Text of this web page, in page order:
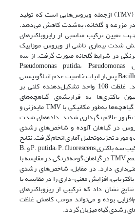
ویروس موزاییک توتون (TMV) ازجمله ویروس‌هایی است که تولید
مزرعه و گلخانه، به‌شدت کاهش می‌دهد.
تعیین ترکیب مناسبی از رایزوباکترهای
شدت بیماری ناشی از ویروس موزاییک
در شرایط گلخانه صورت گرفت. از سه
جدایه‌ی باکتری شامل Pseudomonas putida، Pseudomonas
fluorescens و Bacillus subtilis پس از اثبات خاصیت عدم آنتاگونیستی
با یکدیگر، استفاده شد. غلظت 108 واحد تشکیل‌دهنده کلنی بر
باکتری‌ها به‌ فرا‌ریشه‌ی گیاهچه‌های
گوجه‌فرنگی اضافه شد. گیاهچه‌ها به‌طور مکانیکی با TMV مایه‌زنی و
علائم نگهداری شدند. داده‌های شدت
در گیاهان آلوده و شاخص‌های رشدی
مورد تجزیه‌وتحلیل آماری انجام گرفت. نتایج
نشان داد که در تیمار ترکیب سه باکتری‌ P. putida، P. fluorescens و B.
subtilis شدت علائم و تجمع TMV در گیاهان گوجه‌فرنگی در مقایسه با
دارد. در مقابل، شاخص‌های رشدی
افزایش معنی-داری را در مقایسه با
نشان داد که ترکیبی از ریزوباکترهای
بوده و می‌تواند موجب کاهش غلظت
رشدی گیاه میزبان گردد.